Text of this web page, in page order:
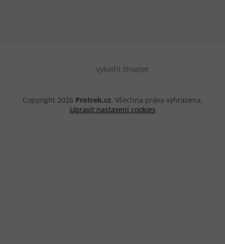
Vytvořil Shoptet
Copyright 2026 Protrek.cz. Všechna práva vyhrazena.
Upravit nastavení cookies